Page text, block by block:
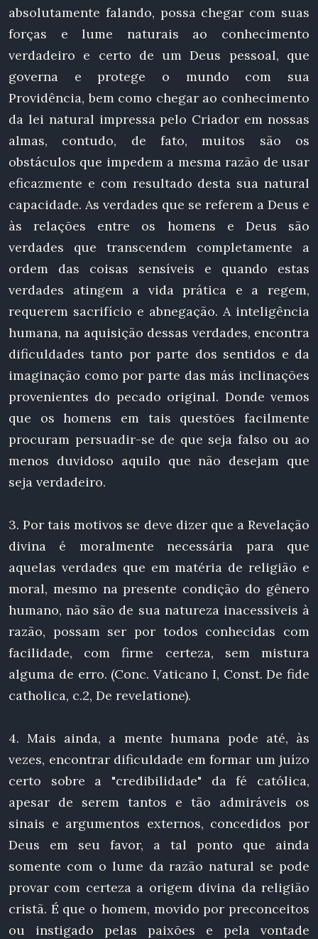
absolutamente falando, possa chegar com suas
forças e lume naturais ao conhecimento
verdadeiro e certo de um Deus pessoal, que
governa e protege o mundo com sua
Providência, bem como chegar ao conhecimento
da lei natural impressa pelo Criador em nossas
almas, contudo, de fato, muitos são os
obstáculos que impedem a mesma razão de usar
eficazmente e com resultado desta sua natural
capacidade. As verdades que se referem a Deus e
às relações entre os homens e Deus são
verdades que transcendem completamente a
ordem das coisas sensíveis e quando estas
verdades atingem a vida prática e a regem,
requerem sacrifício e abnegação. A inteligência
humana, na aquisição dessas verdades, encontra
dificuldades tanto por parte dos sentidos e da
imaginação como por parte das más inclinações
provenientes do pecado original. Donde vemos
que os homens em tais questões facilmente
procuram persuadir-se de que seja falso ou ao
menos duvidoso aquilo que não desejam que
seja verdadeiro.
3. Por tais motivos se deve dizer que a Revelação
divina é moralmente necessária para que
aquelas verdades que em matéria de religião e
moral, mesmo na presente condição do gênero
humano, não são de sua natureza inacessíveis à
razão, possam ser por todos conhecidas com
facilidade, com firme certeza, sem mistura
alguma de erro. (Conc. Vaticano I, Const. De fide
catholica, c.2, De revelatione).
4. Mais ainda, a mente humana pode até, às
vezes, encontrar dificuldade em formar um juízo
certo sobre a "credibilidade" da fé católica,
apesar de serem tantos e tão admiráveis os
sinais e argumentos externos, concedidos por
Deus em seu favor, a tal ponto que ainda
somente com o lume da razão natural se pode
provar com certeza a origem divina da religião
cristã. É que o homem, movido por preconceitos
ou instigado pelas paixões e pela vontade